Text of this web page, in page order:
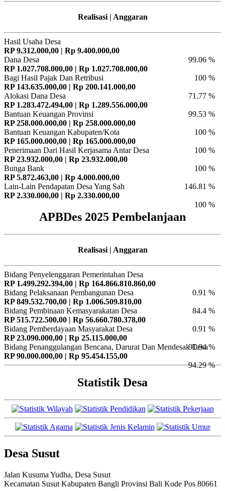
Realisasi | Anggaran
Hasil Usaha Desa
RP 9.312.000,00 | Rp 9.400.000,00
99.06 %
Dana Desa
RP 1.027.708.000,00 | Rp 1.027.708.000,00
100 %
Bagi Hasil Pajak Dan Retribusi
RP 143.635.000,00 | Rp 200.141.000,00
71.77 %
Alokasi Dana Desa
RP 1.283.472.494,00 | Rp 1.289.556.000,00
99.53 %
Bantuan Keuangan Provinsi
RP 258.000.000,00 | Rp 258.000.000,00
100 %
Bantuan Keuangan Kabupaten/Kota
RP 165.000.000,00 | Rp 165.000.000,00
100 %
Penerimaan Dari Hasil Kerjasama Antar Desa
RP 23.932.000,00 | Rp 23.932.000,00
100 %
Bunga Bank
RP 5.872.463,00 | Rp 4.000.000,00
146.81 %
Lain-Lain Pendapatan Desa Yang Sah
RP 2.330.000,00 | Rp 2.330.000,00
100 %
APBDes 2025 Pembelanjaan
Realisasi | Anggaran
Bidang Penyelenggaran Pemerintahan Desa
RP 1.499.292.394,00 | Rp 164.866.810.860,00
0.91 %
Bidang Pelaksanaan Pembangunan Desa
RP 849.532.700,00 | Rp 1.006.509.810,00
84.4 %
Bidang Pembinaan Kemasyarakatan Desa
RP 515.722.500,00 | Rp 56.660.780.378,00
0.91 %
Bidang Pemberdayaan Masyarakat Desa
RP 23.090.000,00 | Rp 25.115.000,00
91.94 %
Bidang Penanggulangan Bencana, Darurat Dan Mendesak Desa
RP 90.000.000,00 | Rp 95.454.155,00
94.29 %
Statistik Desa
Desa Susut
Jalan Kusuma Yudha, Desa Susut
Kecamatan Susut Kabupaten Bangli Provinsi Bali Kode Pos 80661